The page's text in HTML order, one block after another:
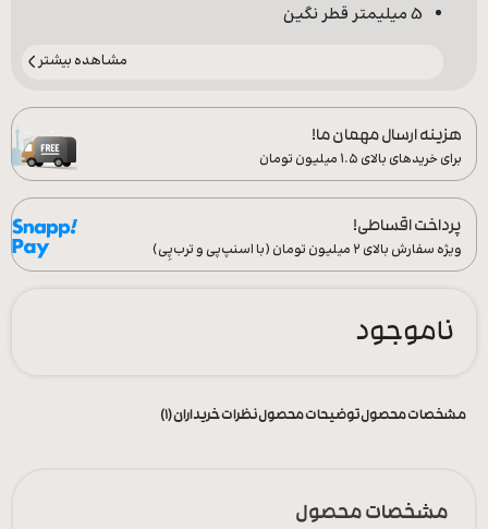
5 میلیمتر قطر نگین
مشاهده بیشتر
هزینه ارسال مهمان ما!
برای خریدهای بالای ۱.۵ میلیون تومان
پرداخت اقساطی!
ویژه سفارش‌ بالای ۲ میلیون تومان (با اسنپ‌پی و ترب‌پِی)
ناموجود
مشخصات محصولتوضیحات محصولنظرات خریداران (1)
مشخصات محصول